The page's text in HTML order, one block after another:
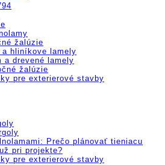
žalúzie
a hliníkove lamely
a drevené lamely
žalúzie
pre exterierové stavby
Prečo plánovať tieniacu
pri projekte?
pre exterierové stavby